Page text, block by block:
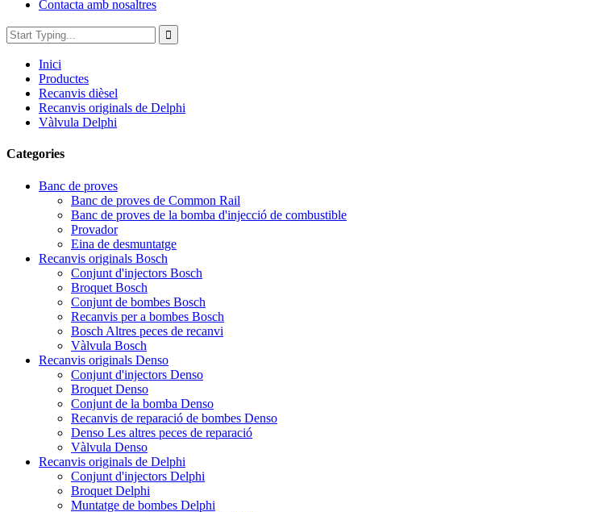
Contacta amb nosaltres
Inici
Productes
Recanvis dièsel
Recanvis originals de Delphi
Vàlvula Delphi
Categories
Banc de proves
Banc de proves de Common Rail
Banc de proves de la bomba d'injecció de combustible
Provador
Eina de desmuntatge
Recanvis originals Bosch
Conjunt d'injectors Bosch
Broquet Bosch
Conjunt de bombes Bosch
Recanvis per a bombes Bosch
Bosch Altres peces de recanvi
Vàlvula Bosch
Recanvis originals Denso
Conjunt d'injectors Denso
Broquet Denso
Conjunt de la bomba Denso
Recanvis de reparació de bombes Denso
Denso Les altres peces de reparació
Vàlvula Denso
Recanvis originals de Delphi
Conjunt d'injectors Delphi
Broquet Delphi
Muntatge de bombes Delphi